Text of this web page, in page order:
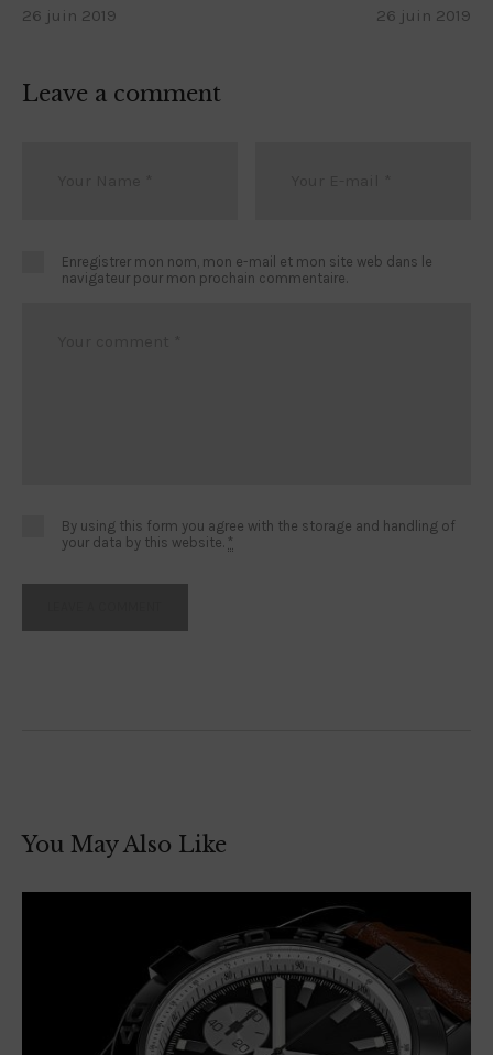
26 juin 2019 26 juin 2019
Leave a comment
Enregistrer mon nom, mon e-mail et mon site web dans le
navigateur pour mon prochain commentaire.
By using this form you agree with the storage and handling of
your data by this website. *
You May Also Like